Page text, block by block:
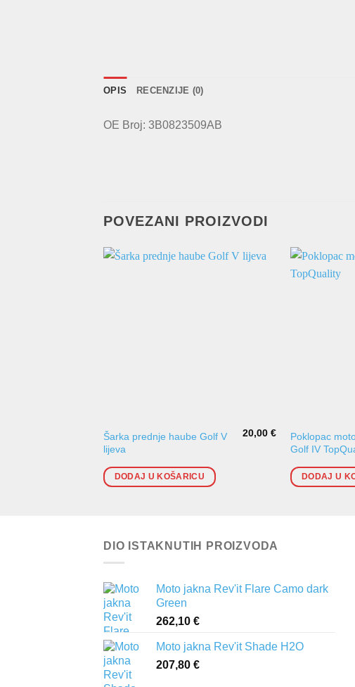
OPIS RECENZIJE (0)
OE Broj: 3B0823509AB
POVEZANI PROIZVODI
Šarka prednje haube Golf V
lijeva
20,00€
DODAJ U KOŠARICU
Poklopac
Golf IV
DODAJ U
DIO ISTAKNUTIH PROIZVODA
Moto jakna Rev'it Flare Camo dark
Green
262,10 €
Moto jakna Rev'it Shade H2O
207,80 €